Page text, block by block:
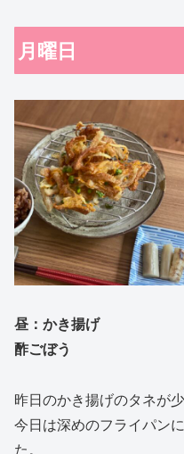
月曜日
昼： かき揚げ
酢ごぼう
昨日のかき揚げのタネが
今日は深めのフライパン
た。